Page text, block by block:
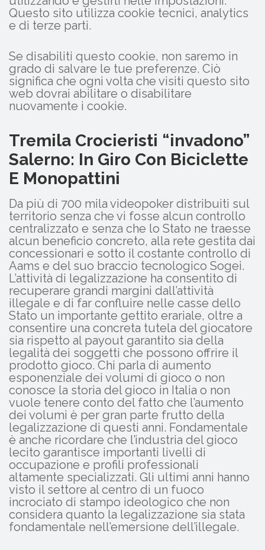
Questo sito utilizza cookie tecnici, analytics
e di terze parti.
Se disabiliti questo cookie, non saremo in
grado di salvare le tue preferenze. Ciò
significa che ogni volta che visiti questo sito
web dovrai abilitare o disabilitare
nuovamente i cookie.
Tremila Crocieristi “invadono”
Salerno: In Giro Con Biciclette
E Monopattini
Da più di 700 mila videopoker distribuiti sul
territorio senza che vi fosse alcun controllo
centralizzato e senza che lo Stato ne traesse
alcun beneficio concreto, alla rete gestita dai
concessionari e sotto il costante controllo di
Aams e del suo braccio tecnologico Sogei.
L’attività di legalizzazione ha consentito di
recuperare grandi margini dall’attività
illegale e di far confluire nelle casse dello
Stato un importante gettito erariale, oltre a
consentire una concreta tutela del giocatore
sia rispetto al payout garantito sia della
legalità dei soggetti che possono offrire il
prodotto gioco. Chi parla di aumento
esponenziale dei volumi di gioco o non
conosce la storia del gioco in Italia o non
vuole tenere conto del fatto che l’aumento
dei volumi è per gran parte frutto della
legalizzazione di questi anni. Fondamentale
è anche ricordare che l’industria del gioco
lecito garantisce importanti livelli di
occupazione e profili professionali
altamente specializzati. Gli ultimi anni hanno
visto il settore al centro di un fuoco
incrociato di stampo ideologico che non
considera quanto la legalizzazione sia stata
fondamentale nell’emersione dell’illegale.